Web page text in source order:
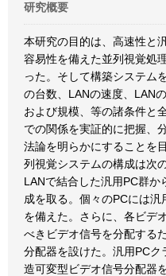
研究概要
本研究の目的は、高速性と
容易性を備えた並列視覚処
った。そして構築システム
の台数、LANの速度、LAN
および規模、等の諸条件と
での関係を実証的に把握、
法論を明らかにすることを
列視覚システムの構成は次
LANで結合した汎用PC群
成を取る。個々のPCには
を備えた。さらに、各ビデ
べきビデオ信号を分配する
分配器を設けた。汎用PC
造可変型ビデオ信号分配器